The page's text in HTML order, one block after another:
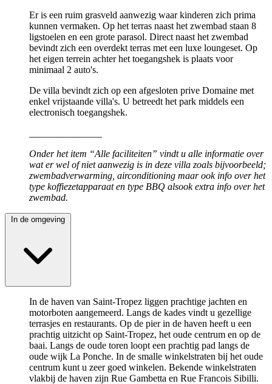
Er is een ruim grasveld aanwezig waar kinderen zich prima
kunnen vermaken. Op het terras naast het zwembad staan 8
ligstoelen en een grote parasol. Direct naast het zwembad
bevindt zich een overdekt terras met een luxe loungeset. Op
het eigen terrein achter het toegangshek is plaats voor
minimaal 2 auto's.
De villa bevindt zich op een afgesloten prive Domaine met
enkel vrijstaande villa's. U betreedt het park middels een
electronisch toegangshek.
Onder het item “Alle faciliteiten” vindt u alle informatie over
wat er wel of niet aanwezig is in deze villa zoals bijvoorbeeld;
zwembadverwarming, airconditioning maar ook info over het
type koffiezetapparaat en type BBQ alsook extra info over het
zwembad.
In de haven van Saint-Tropez liggen prachtige jachten en
motorboten aangemeerd. Langs de kades vindt u gezellige
terrasjes en restaurants. Op de pier in de haven heeft u een
prachtig uitzicht op Saint-Tropez, het oude centrum en op de
baai. Langs de oude toren loopt een prachtig pad langs de
oude wijk La Ponche. In de smalle winkelstraten bij het oude
centrum kunt u zeer goed winkelen. Bekende winkelstraten
vlakbij de haven zijn Rue Gambetta en Rue Francois Sibilli.